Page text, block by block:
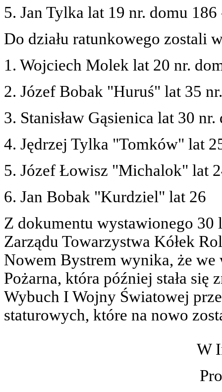
5. Jan Tylka lat 19 nr. domu
Do działu ratunkowego zostali
1. Wojciech Molek lat 20 nr.
2. Józef Bobak "Huruś" lat 35
3. Stanisław Gąsienica lat 30 nr.
4. Jędrzej Tylka "Tomków" lat
5. Józef Łowisz "Michalok" lat
6. Jan Bobak "Kurdziel" lat 26
Z dokumentu wystawionego 30
Zarządu Towarzystwa Kółek
Nowem Bystrem wynika, że we
Pożarna, która później stała się
Wybuch I Wojny Światowej
staturowych, które na nowo
W